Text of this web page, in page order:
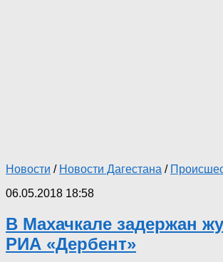
Новости / Новости Дагестана /
06.05.2018 18:58
В Махачкале задержан
РИА «Дербент»